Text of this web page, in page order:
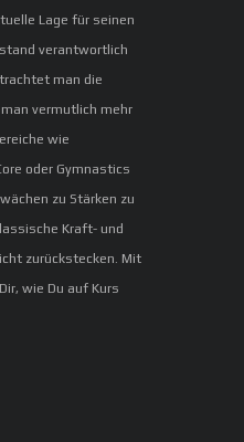
Lage für seinen
verantwortlich
man die
vermutlich mehr
wie
oder Gymnastics
zu Stärken zu
Kraft- und
zurückstecken. Mit
wie Du auf Kurs